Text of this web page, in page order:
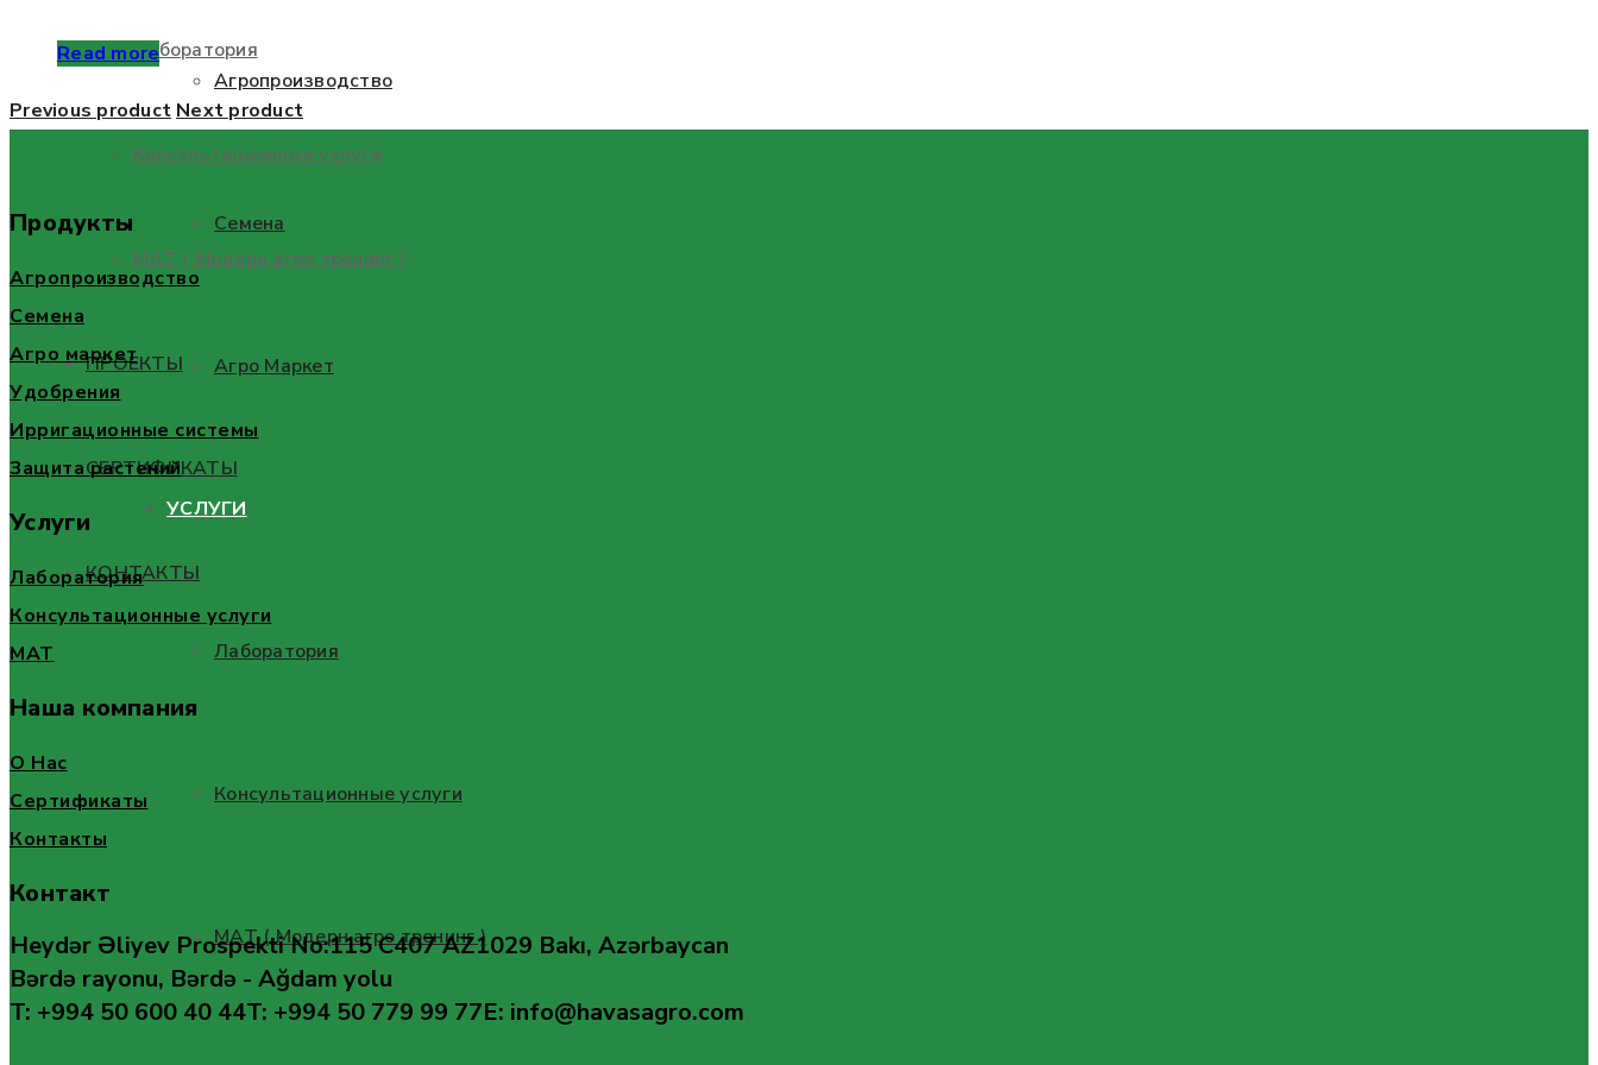
Лаборатория
Консультационные услуги
МАТ ( Модерн агро тренинг )
ПРОЕКТЫ
СЕРТИФИКАТЫ
КОНТАКТЫ
Агропроизводство
Семена
Агро Маркет
УСЛУГИ
Лаборатория
Консультационные услуги
МАТ ( Модерн агро тренинг )
Read more
Previous product Next product
Продукты
Агропроизводство
Семена
Агро маркет
Удобрения
Ирригационные системы
Защита растений
Услуги
Лаборатория
Консультационные услуги
MAT
Наша компания
О Нас
Сертификаты
Контакты
Контакт
Heydər Əliyev Prospekti No:115 C407 AZ1029 Bakı, Azərbaycan
Bərdə rayonu, Bərdə - Ağdam yolu
T: +994 50 600 40 44T: +994 50 779 99 77E: info@havasagro.com